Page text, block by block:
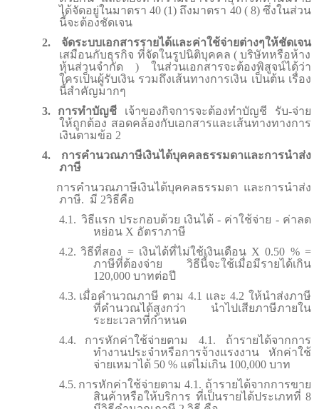
ได้จัดอยู่ในมาตรา 40 (1) ถึงมาตรา 40 ( 8) ซึ่งในส่วน
นี้จะต้องชัดเจน
2.
จัดระบบเอกสารรายได้และค่าใช้จ่ายต่างๆให้ชัดเจน
เสมือนกับธุรกิจ ที่จัดในรูปนิติบุคคล ( บริษัทหรือห้าง
หุ้นส่วนจำกัด ) ในส่วนเอกสารจะต้องพิสูจน์ได้ว่า
ใครเป็นผู้รับเงิน รวมถึงเส้นทางการเงิน เป็นต้น เรื่อง
นี้สำคัญมากๆ
3.
การทำบัญชี เจ้าของกิจการจะต้องทำบัญชี รับ-จ่าย
ให้ถูกต้อง สอดคล้องกับเอกสารและเส้นทางทางการ
เงินตามข้อ 2
4.
การคำนวณภาษีเงินได้บุคคลธรรมดาและการนำส่ง
ภาษี
การคำนวณภาษีเงินได้บุคคลธรรมดา และการนำส่ง
ภาษี. มี 2วิธีคือ
4.1. วิธีแรก ประกอบด้วย เงินได้ - ค่าใช้จ่าย - ค่าลด
หย่อน X อัตราภาษี
4.2. วิธีที่สอง = เงินได้ที่ไม่ใช้เงินเดือน X 0.50 % =
ภาษีที่ต้องจ่าย วิธีนี้จะใช้เมื่อมีรายได้เกิน
120,000 บาทต่อปี
4.3. เมื่อคำนวณภาษี ตาม 4.1 และ 4.2 ให้นำส่งภาษี
ที่คำนวณได้สูงกว่า นำไปเสียภาษีภายใน
ระยะเวลาที่กำหนด
4.4.
การหักค่าใช้จ่ายตาม 4.1. ถ้ารายได้จากการ
ทำงานประจำหรือการจ้างแรงงาน หักค่าใช้
จ่ายเหมาได้ 50% แต่ไม่เกิน 100,000 บาท
4.5. การหักค่าใช้จ่ายตาม 4.1. ถ้ารายได้จากการขาย
สินค้าหรือให้บริการ ที่เป็นรายได้ประเภทที่ 8